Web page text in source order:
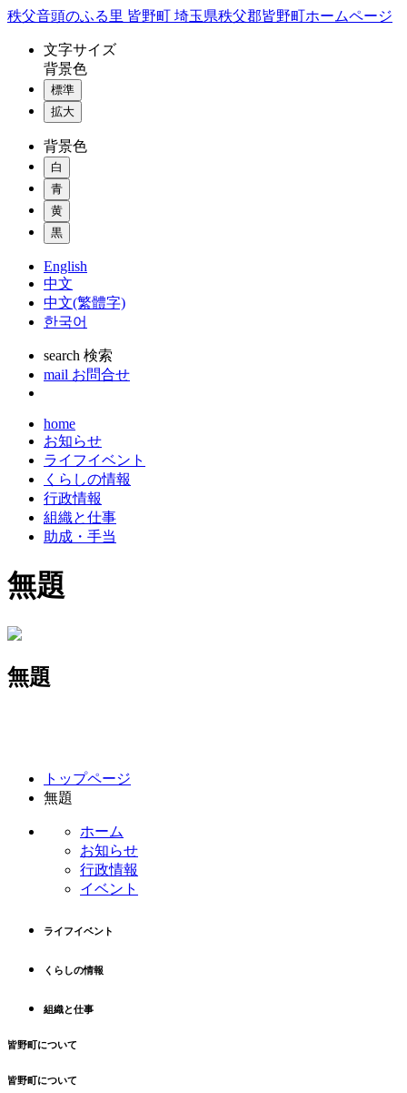
コ
秩父音頭のふる里 皆野町 埼玉県秩父郡皆野町ホームページ
文字サイズ
背景色
標準
拡大
背景色
白
青
黄
黒
English
中文
中文(繁體字)
한국어
search 検索
mail お問合せ
home
お知らせ
ライフイベント
くらしの情報
行政情報
組織と仕事
助成・手当
無題
無題
トップページ
無題
ホーム
お知らせ
行政情報
イベント
ライフイベント
くらしの情報
組織と仕事
皆野町について
皆野町について